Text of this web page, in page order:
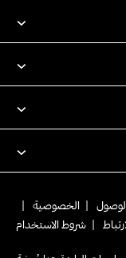
الخصوصية
شروط الاستخدام